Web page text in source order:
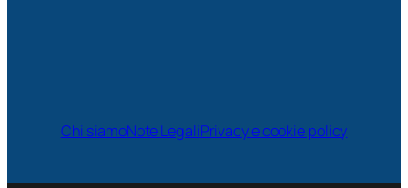
Chi siamoNote LegaliPrivacy e cookie policy